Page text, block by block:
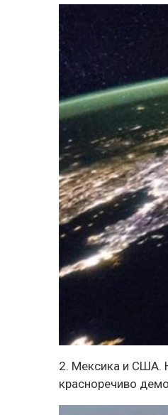
2. Мексика и США.
красноречиво